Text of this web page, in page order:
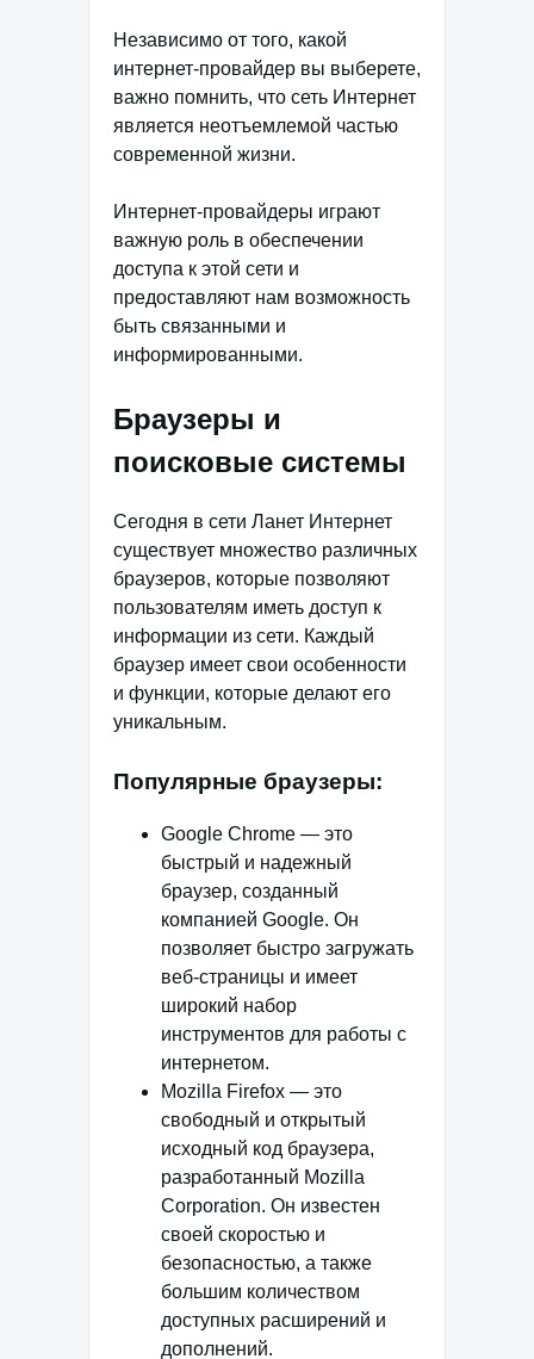
Независимо от того, какой
интернет-провайдер вы выберете,
важно помнить, что сеть Интернет
является неотъемлемой частью
современной жизни.
Интернет-провайдеры играют
важную роль в обеспечении
доступа к этой сети и
предоставляют нам возможность
быть связанными и
информированными.
Браузеры и
поисковые системы
Сегодня в сети Ланет Интернет
существует множество различных
браузеров, которые позволяют
пользователям иметь доступ к
информации из сети. Каждый
браузер имеет свои особенности
и функции, которые делают его
уникальным.
Популярные браузеры:
Google Chrome — это
быстрый и надежный
браузер, созданный
компанией Google. Он
позволяет быстро загружать
веб-страницы и имеет
широкий набор
инструментов для работы с
интернетом.
Mozilla Firefox — это
свободный и открытый
исходный код браузера,
разработанный Mozilla
Corporation. Он известен
своей скоростью и
безопасностью, а также
большим количеством
доступных расширений и
дополнений.